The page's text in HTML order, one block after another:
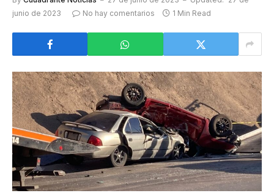
junio de 2023
No hay comentarios 1 Min Read